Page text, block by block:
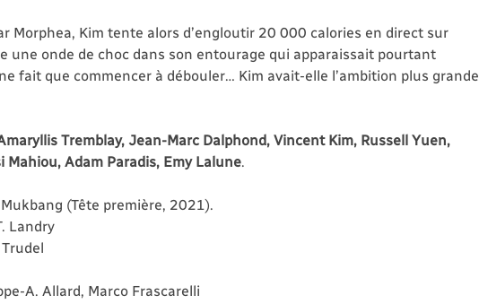
Morphea, Kim tente alors d’engloutir 20 000 calories en direct sur
une onde de choc dans son entourage qui apparaissait pourtant
fait que commencer à débouler… Kim avait-elle l’ambition plus grande
Tremblay, Jean-Marc Dalphond, Vincent Kim, Russell Yuen,
Mahiou, Adam Paradis, Emy Lalune.
(Tête première, 2021).
Landry
A. Allard, Marco Frascarelli